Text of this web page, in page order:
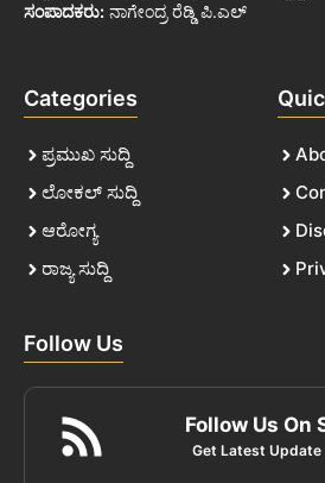
ಸಂಪಾದಕರು: ನಾಗೇಂದ್ರ ರೆಡ್ಡಿ ಪಿ.ಎಲ್
Categories
ಪ್ರಮುಖ ಸುದ್ದಿ
ಲೋಕಲ್ ಸುದ್ದಿ
ಆರೋಗ್ಯ
ರಾಜ್ಯ ಸುದ್ದಿ
Follow Us
Follow Us On
Get Latest Update